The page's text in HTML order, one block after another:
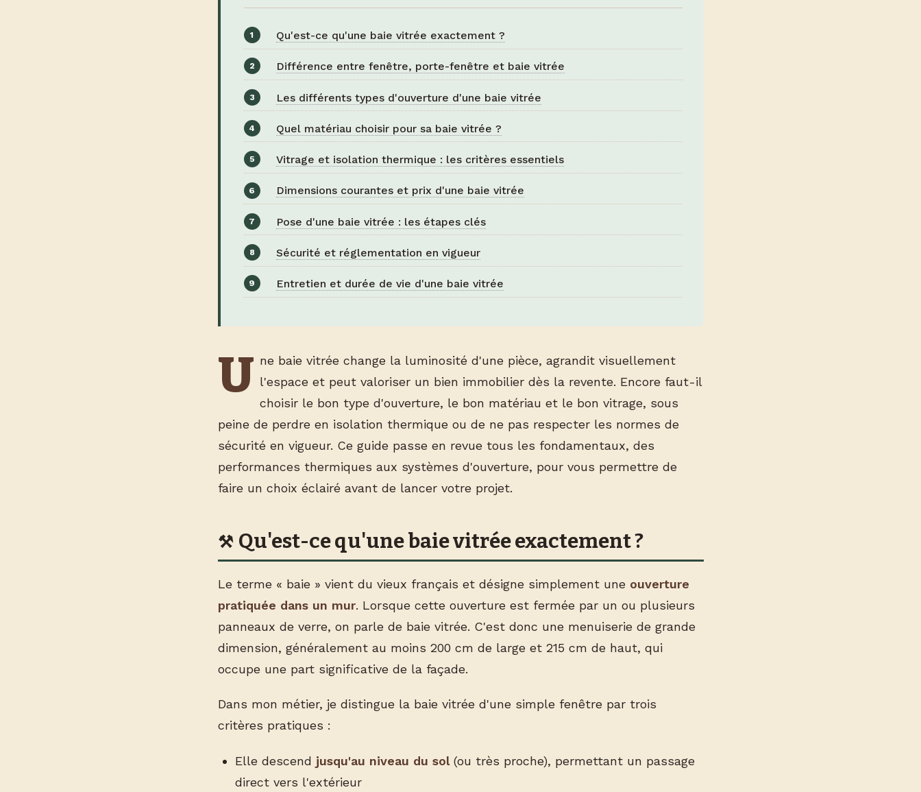
Qu'est-ce qu'une baie vitrée exactement ?
Différence entre fenêtre, porte-fenêtre et baie vitrée
Les différents types d'ouverture d'une baie vitrée
Quel matériau choisir pour sa baie vitrée ?
Vitrage et isolation thermique : les critères essentiels
Dimensions courantes et prix d'une baie vitrée
Pose d'une baie vitrée : les étapes clés
Sécurité et réglementation en vigueur
Entretien et durée de vie d'une baie vitrée
U ne baie vitrée change la luminosité d'une pièce, agrandit visuellement
l'espace et peut valoriser un bien immobilier dès la revente. Encore faut-il
choisir le bon type d'ouverture, le bon matériau et le bon vitrage, sous
peine de perdre en isolation thermique ou de ne pas respecter les normes de
sécurité en vigueur. Ce guide passe en revue tous les fondamentaux, des
performances thermiques aux systèmes d'ouverture, pour vous permettre de
faire un choix éclairé avant de lancer votre projet.
Qu'est-ce qu'une baie vitrée exactement ?
Le terme « baie » vient du vieux français et désigne simplement une ouverture
pratiquée dans un mur. Lorsque cette ouverture est fermée par un ou plusieurs
panneaux de verre, on parle de baie vitrée. C'est donc une menuiserie de grande
dimension, généralement au moins 200 cm de large et 215 cm de haut, qui
occupe une part significative de la façade.
Dans mon métier, je distingue la baie vitrée d'une simple fenêtre par trois
critères pratiques :
Elle descend jusqu'au niveau du sol(ou très proche), permettant un passage
direct vers l'extérieur